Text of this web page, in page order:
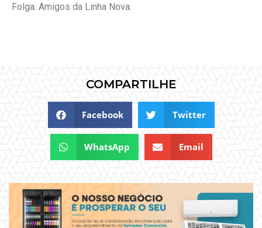
Folga: Amigos da Linha Nova.
COMPARTILHE
Facebook Twitter
WhatsApp Email